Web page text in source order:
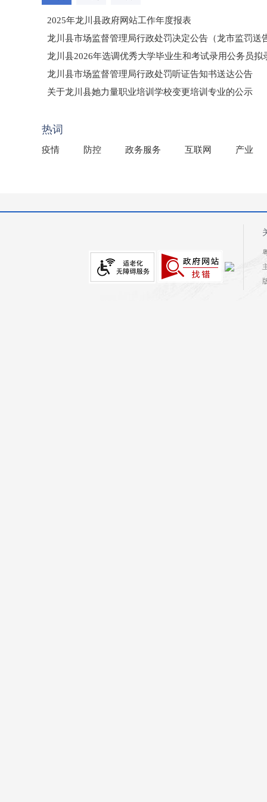
2025年龙川县政府网站工作年度报表
龙川县市场监督管理局行政处罚决定公告（龙市监罚送
龙川县2026年选调优秀大学毕业生和考试录用公务员拟
龙川县市场监督管理局行政处罚听证告知书送达公告
（龙市监罚送告〔2026〕71号）
关于龙川县她力量职业培训学校变更培训专业的公示
热词
疫情 防控 政务服务 互联网 产业